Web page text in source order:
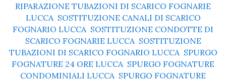
RIPARAZIONE TUBAZIONI DI SCARICO FOGNARIE
LUCCA SOSTITUZIONE CANALI DI SCARICO
FOGNARIO LUCCA SOSTITUZIONE CONDOTTE DI
SCARICO FOGNARIE LUCCA SOSTITUZIONE
TUBAZIONI DI SCARICO FOGNARIO LUCCA SPURGO
FOGNATURE 24 ORE LUCCA SPURGO FOGNATURE
CONDOMINIALI LUCCA SPURGO FOGNATURE